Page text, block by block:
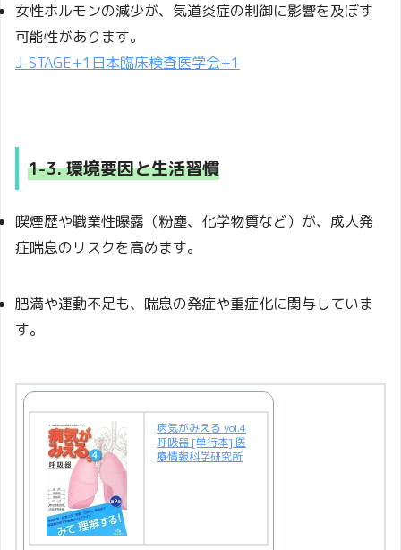
女性ホルモンの減少が、気道炎症の制御に影響を及ぼす
可能性があります。
J-STAGE+1 日本臨床検査医学会+1
1-3. 環境要因と生活習慣
喫煙歴や職業性曝露（粉塵、化学物質など）が、成人発
症喘息のリスクを高めます。
肥満や運動不足も、喘息の発症や重症化に関与していま
す。
病気がみえる vol.4
呼吸器 [単行本] 医
療情報科学研究所